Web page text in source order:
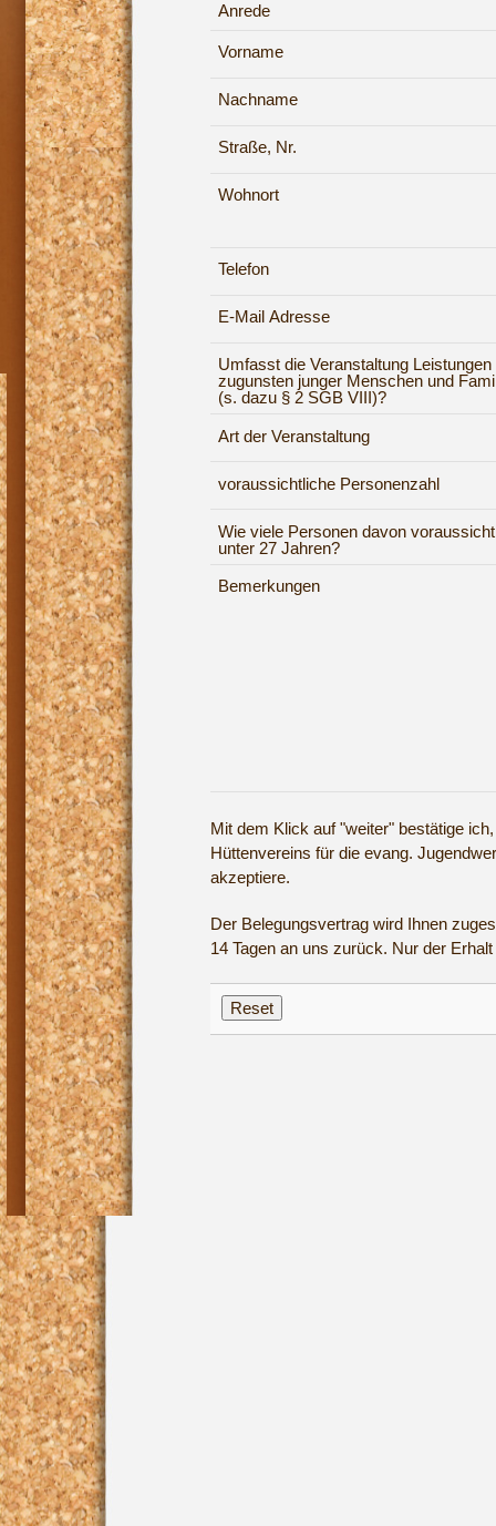
Anrede
Vorname
Nachname
Straße, Nr.
Wohnort
Telefon
E-Mail Adresse
Umfasst die Veranstaltung Leistungen
zugunsten junger Menschen und
(s. dazu § 2 SGB VIII)?
Art der Veranstaltung
voraussichtliche Personenzahl
Wie viele Personen davon
unter 27 Jahren?
Bemerkungen
Mit dem Klick auf "weiter" bestätige
Hüttenvereins für die evang.
akzeptiere.
Der Belegungsvertrag wird Ihnen
14 Tagen an uns zurück. Nur der